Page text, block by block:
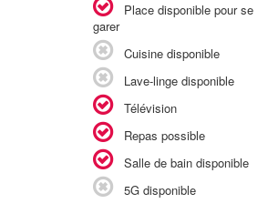
Place disponible pour se
garer
Cuisine disponible
Lave-linge disponible
Télévision
Repas possible
Salle de bain disponible
5G disponible